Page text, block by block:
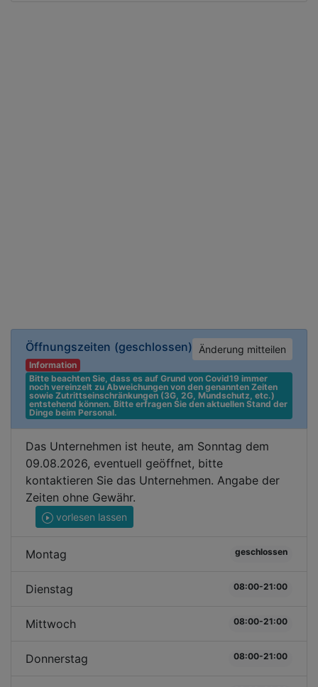
Öffnungszeiten (geschlossen) Änderung mitteilen
Information
Bitte beachten Sie, dass es auf Grund von Covid19 immer
noch vereinzelt zu Abweichungen von den genannten Zeiten
sowie Zutrittseinschränkungen (3G, 2G, Mundschutz, etc.)
entstehend können. Bitte erfragen Sie den aktuellen Stand der
Dinge beim Personal.
Das Unternehmen ist heute, am Sonntag dem
09.08.2026, eventuell geöffnet, bitte
kontaktieren Sie das Unternehmen. Angabe der
Zeiten ohne Gewähr.
vorlesen lassen
Montag geschlossen
Dienstag 08:00-21:00
Mittwoch 08:00-21:00
Donnerstag 08:00-21:00